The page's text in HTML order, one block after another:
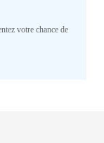
votre chance de